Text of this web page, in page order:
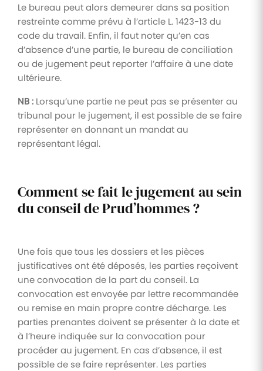
Le bureau peut alors demeurer dans sa position
restreinte comme prévu à l’article L. 1423-13 du
code du travail. Enfin, il faut noter qu’en cas
d’absence d’une partie, le bureau de conciliation
ou de jugement peut reporter l’affaire à une date
ultérieure.
NB : Lorsqu’une partie ne peut pas se présenter au
tribunal pour le jugement, il est possible de se faire
représenter en donnant un mandat au
représentant légal.
Comment se fait le jugement au sein
du conseil de Prud’hommes ?
Une fois que tous les dossiers et les pièces
justificatives ont été déposés, les parties reçoivent
une convocation de la part du conseil. La
convocation est envoyée par lettre recommandée
ou remise en main propre contre décharge. Les
parties prenantes doivent se présenter à la date et
à l’heure indiquée sur la convocation pour
procéder au jugement. En cas d’absence, il est
possible de se faire représenter. Les parties